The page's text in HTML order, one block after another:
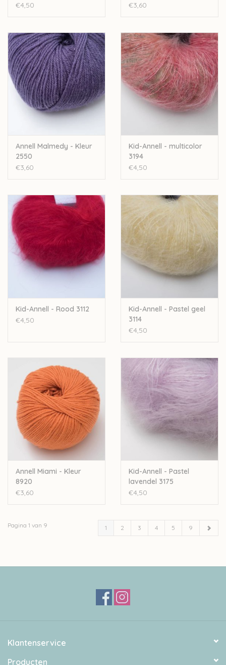
€4,50
€3,60
Annell Malmedy - Kleur
2550
€3,60
Kid-Annell - multicolor
3194
€4,50
Kid-Annell - Rood 3112
€4,50
Kid-Annell - Pastel geel
3114
€4,50
Annell Miami - Kleur
8920
€3,60
Kid-Annell - Pastel
lavendel 3175
€4,50
Pagina 1 van 9 1 2 3 4 5 9
Klantenservice
Producten